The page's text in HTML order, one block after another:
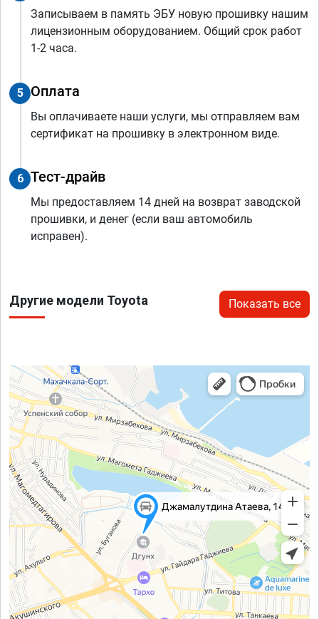
Записываем в память ЭБУ новую прошивку нашим
лицензионным оборудованием. Общий срок работ
1-2 часа.
5 Оплата
Вы оплачиваете наши услуги, мы отправляем вам
сертификат на прошивку в электронном виде.
6 Тест-драйв
Мы предоставляем 14 дней на возврат заводской
прошивки, и денег (если ваш автомобиль
исправен).
Другие модели Toyota Показать все